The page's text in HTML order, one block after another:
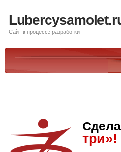
Сайт в процессе разработки
три»!